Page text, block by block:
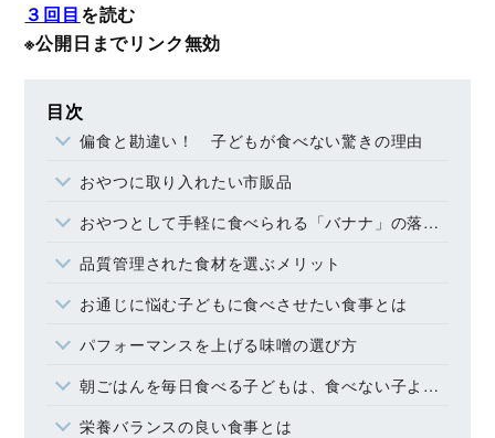
３回目を読む
※公開日までリンク無効
目次
偏食と勘違い！ 子どもが食べない驚きの理由
おやつに取り入れたい市販品
おやつとして手軽に食べられる「バナナ」の落とし穴
品質管理された食材を選ぶメリット
お通じに悩む子どもに食べさせたい食事とは
パフォーマンスを上げる味噌の選び方
朝ごはんを毎日食べる子どもは、食べない子よりも学力と体力が優れているという事実
栄養バランスの良い食事とは